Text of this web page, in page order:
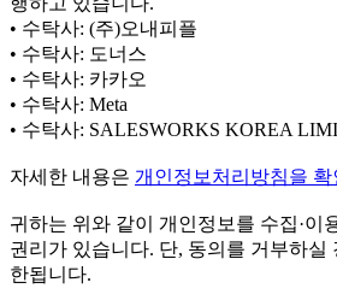
• 수탁사: (주)오내피플
• 수탁사: 도너스
• 수탁사: 카카오
• 수탁사: Meta
• 수탁사: SALESWORKS KOREA
자세한 내용은 개인정보처리방침을
귀하는 위와 같이 개인정보를 수집·이
권리가 있습니다. 단, 동의를 거부하실
한됩니다.